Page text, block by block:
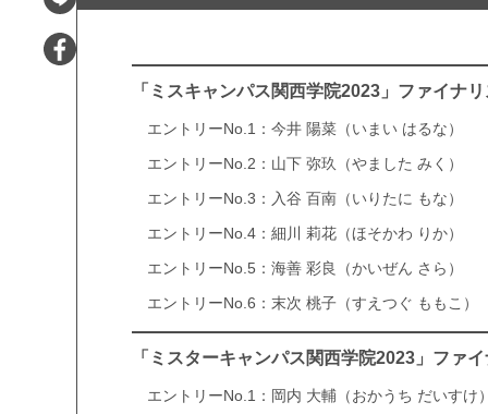
「ミスキャンパス関西学院2023」ファイナ
エントリーNo.1：今井 陽菜（いまい はるな）
エントリーNo.2：山下 弥玖（やました みく）
エントリーNo.3：入谷 百南（いりたに もな）
エントリーNo.4：細川 莉花（ほそかわ りか）
エントリーNo.5：海善 彩良（かいぜん さら）
エントリーNo.6：末次 桃子（すえつぐ ももこ）
「ミスターキャンパス関西学院2023」ファ
エントリーNo.1：岡内 大輔（おかうち だいすけ